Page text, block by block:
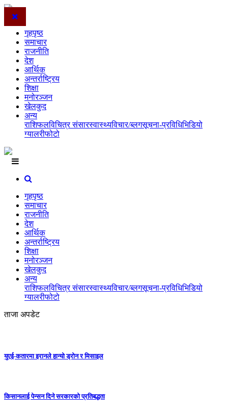
गृहपृष्ठ
समाचार
राजनीति
देश
आर्थिक
अन्तर्राष्ट्रिय
शिक्षा
मनोरञ्जन
खेलकुद
अन्य
राशिफलविचित्र संसारस्वास्थ्यविचार/ब्लगसूचना-प्रविधिभिडियो
ग्यालरीफोटो
गृहपृष्ठ
समाचार
राजनीति
देश
आर्थिक
अन्तर्राष्ट्रिय
शिक्षा
मनोरञ्जन
खेलकुद
अन्य
राशिफलविचित्र संसारस्वास्थ्यविचार/ब्लगसूचना-प्रविधिभिडियो
ग्यालरीफोटो
ताजा अपडेट
युएई-कतारमा इरानले हान्यो ड्रोन र मिसाइल
किसानलाई पेन्सन दिने सरकारको प्रतिबद्धता